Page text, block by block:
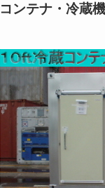
コンテナ・冷蔵